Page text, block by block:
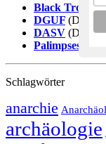
Black Trowel
DGUF (DE)
DASV (DE)
Palimpsestos
Schlagwörter
anarchie
archäologie